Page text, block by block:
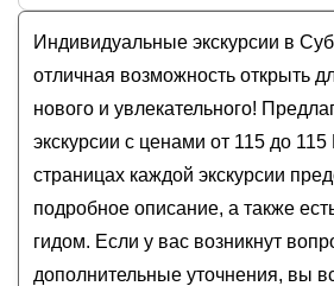
Суботица сквозь столетия
Знакомьтесь, Суботица!
сентябрь 2026года от 115до 115
Индивидуальные экскурсии в
отличная возможность открыть
нового и увлекательного!
экскурсии с ценами от 115 до
страницах каждой экскурсии
подробное описание, а также
гидом. Если у вас возникнут
дополнительные уточнения, вы